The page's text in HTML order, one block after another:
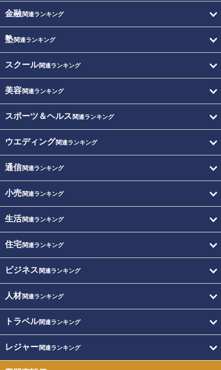
金融関連ランキング
塾関連ランキング
スクール関連ランキング
美容関連ランキング
スポーツ＆ヘルス 関連ランキング
ウエディング関連ランキング
通信関連ランキング
小売関連ランキング
生活関連ランキング
住宅関連ランキング
ビジネス 関連ランキング
人材関連ランキング
トラベル関連ランキング
レジャー関連ランキング